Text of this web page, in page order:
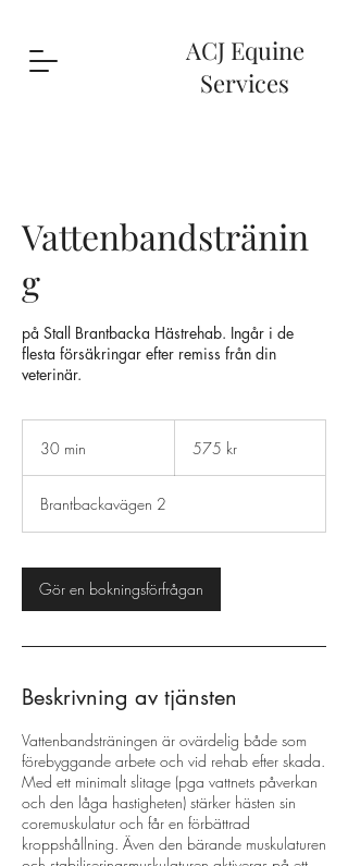
ACJ Equine
Services
Vattenbandstränin
g
på Stall Brantbacka Hästrehab. Ingår i de
flesta försäkringar efter remiss från din
veterinär.
30 min
i
n
kronor575 kr
Brantbackavägen 2
Gör en bokningsförfrågan
Beskrivning av tjänsten
Vattenbandsträningen är ovärdelig både som
förebyggande arbete och vid rehab efter skada.
Med ett minimalt slitage (pga vattnets påverkan
och den låga hastigheten) stärker hästen sin
coremuskulatur och får en förbättrad
kroppshållning. Även den bärande muskulaturen